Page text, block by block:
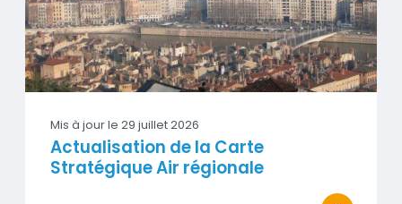
Mis à jour le 29 juillet 2026
Actualisation de la Carte
Stratégique Air régionale